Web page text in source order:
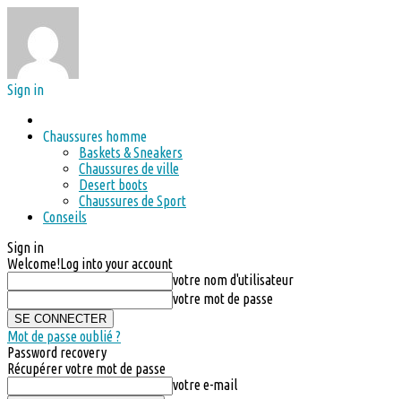
Sign in
Chaussures homme
Baskets & Sneakers
Chaussures de ville
Desert boots
Chaussures de Sport
Conseils
Sign in
Welcome!Log into your account
votre nom d'utilisateur
votre mot de passe
Mot de passe oublié ?
Password recovery
Récupérer votre mot de passe
votre e-mail